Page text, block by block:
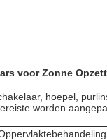
voor Zonne
, hoepel , purlin
worden